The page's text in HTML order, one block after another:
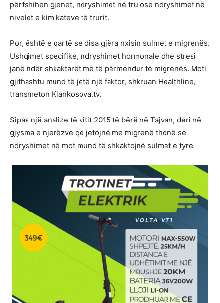
përfshihen gjenet, ndryshimet në tru ose ndryshimet në
nivelet e kimikateve të trurit.
Por, është e qartë se disa gjëra nxisin sulmet e migrenës.
Ushqimet specifike, ndryshimet hormonale dhe stresi
janë ndër shkaktarët më të përmendur të migrenës. Moti
gjithashtu mund të jetë një faktor, shkruan Healthline,
transmeton Klankosova.tv.
Sipas një analize të vitit 2015 të bërë në Tajvan, deri në
gjysma e njerëzve që jetojnë me migrenë thonë se
ndryshimet në mot mund të shkaktojnë sulmet e tyre.